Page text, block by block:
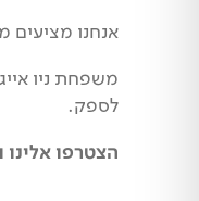
אנחנו מציעים
משפחת ניו
לספק.
הצטרפו